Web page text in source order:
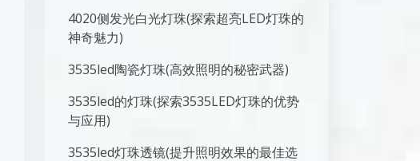
4020侧发光白光灯珠(探索超亮LED灯珠的
神奇魅力)
3535led陶瓷灯珠(高效照明的秘密武器)
3535led的灯珠(探索3535LED灯珠的优势
与应用)
3535led灯珠透镜(提升照明效果的最佳选